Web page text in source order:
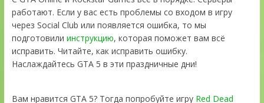
работают. Если у вас есть проблемы со входом в игру
через Social Club или появляется ошибка, то мы
подготовили инструкцию, которая поможет вам всё
исправить. Читайте, как исправить ошибку.
Наслаждайтесь GTA 5 в эти праздничные дни!
Вам нравится GTA 5? Тогда попробуйте игру Red Dead